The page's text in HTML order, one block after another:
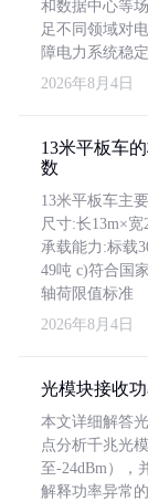
和数据中心等
足不同领域对
障电力系统稳定
2026年8月4日
13米平板车
数
13米平板车主
尺寸:长13m×宽
承载能力:标载
49吨 c)符合国
轴荷限值标准
2026年8月4日
光模块接收
本文详细解答
点分析千兆光
至-24dBm），
解释功率异常